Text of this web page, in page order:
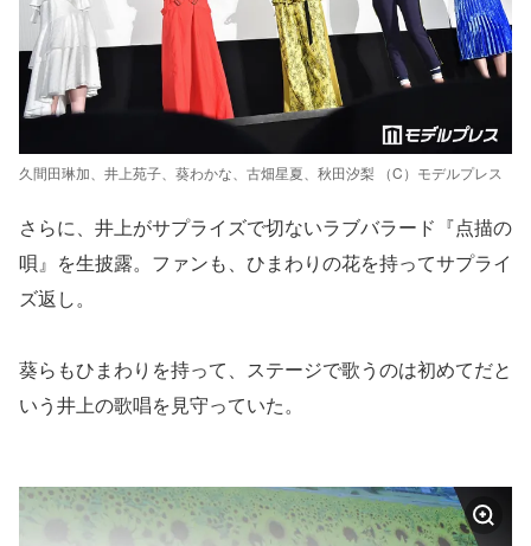
久間田琳加、井上苑子、葵わかな、古畑星夏、秋田汐梨 （C）モデルプレス
さらに、井上がサプライズで切ないラブバラード『点描の
唄』を生披露。ファンも、ひまわりの花を持ってサプライ
ズ返し。
葵らもひまわりを持って、ステージで歌うのは初めてだと
いう井上の歌唱を見守っていた。